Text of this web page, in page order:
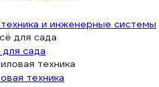
и инженерные системы
сада
техника